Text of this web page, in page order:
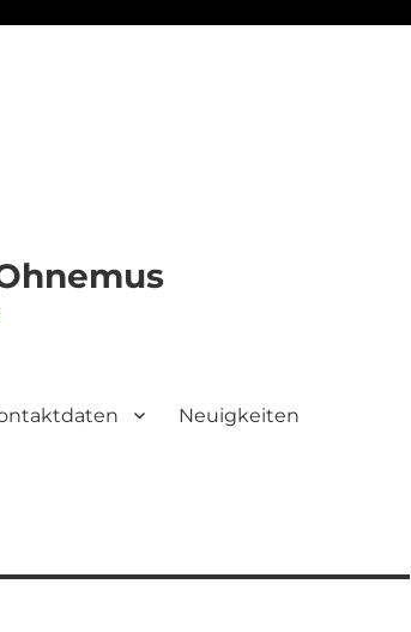
Neuigkeiten